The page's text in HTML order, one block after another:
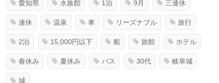
愛知県 水族館 1泊 9月 三連休
連休 温泉 車 リーズナブル 旅行
2泊 15,000円以下 船 旅館 ホテル
春休み 夏休み バス 30代 岐阜城
城